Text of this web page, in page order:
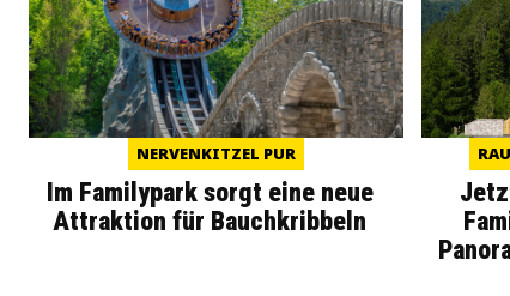
NERVENKITZEL PUR
Im Familypark sorgt eine neue
Attraktion für Bauchkribbeln